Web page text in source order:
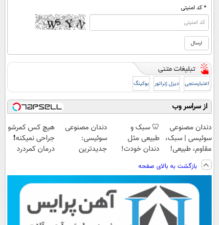
* کد امنیتی
اعتبارسنجی دیزل ژنراتور بوکینگ
از سراسر وب
دندان مصنوعی
سوئیسی | سبک،
مقاوم، طبیعی!
ویزیت
رایگان+پرداخت
اقساطی😍
🦷 سبک و
طبیعی مثل
دندان خودت!
پرداخت اقساطی
💳 📍 تهران
دندان مصنوعی
سوئیسی:
جدیدترین
پرداخت قسطی
هیچ کس کمرشو
جراحی نمیکنه❗
درمان کمردرد
بازگشت به بالای صفحه